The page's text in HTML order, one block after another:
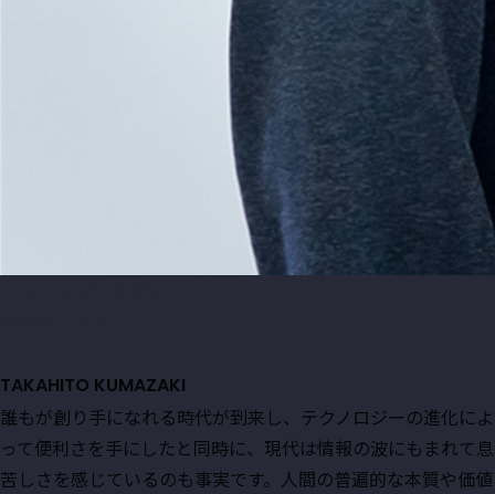
TAKAHITO KUMAZAKI
誰もが創り手になれる時代が到来し、テクノロジーの進化によ
って便利さを手にしたと同時に、現代は情報の波にもまれて息
苦しさを感じているのも事実です。人間の普遍的な本質や価値